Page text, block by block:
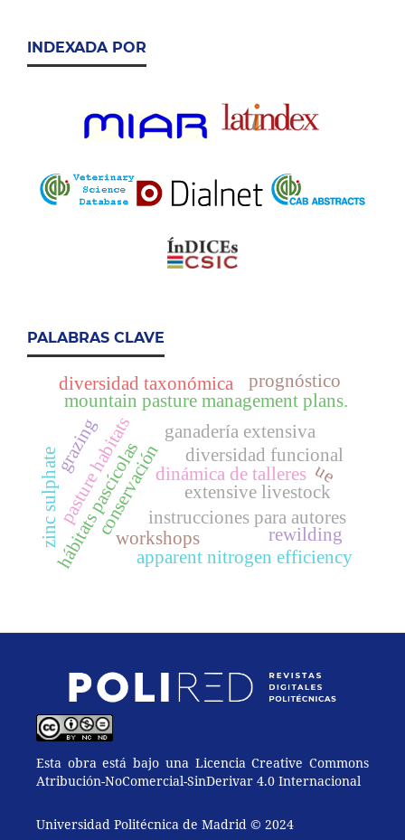
INDEXADA POR
PALABRAS CLAVE
instrucciones para autores
conservación
ganadería extensiva
hábitats pascícolas dinámica de talleres
extensive livestock
pasture habitats
workshops
mountain pasture management plans.
zinc sulphate
apparent nitrogen efficiency
diversidad funcional
diversidad taxonómica
grazing ue
prognóstico
rewilding
Esta obra está bajo una Licencia Creative Commons
Atribución-NoComercial-SinDerivar 4.0 Internacional
Universidad Politécnica de Madrid © 2024